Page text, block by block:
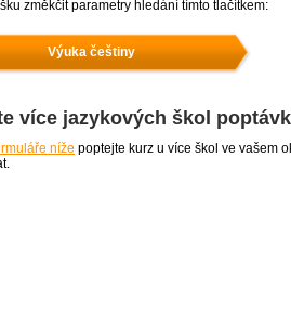
změkčit parametry hledání tímto tlačítkem:
Výuka češtiny
více jazykových škol
níže poptejte kurz u více škol ve vašem